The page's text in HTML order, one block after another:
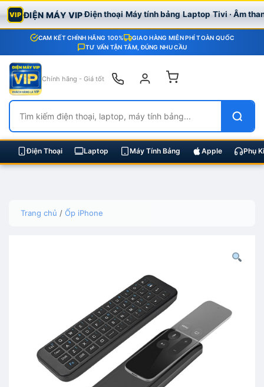
VIP ĐIỆN MÁY VIPĐiện thoại Máy tính bảng Laptop Tivi · Âm
CAM KẾT CHÍNH HÃNG 100%
GIAO HÀNG MIỄN PHÍ TOÀN QUỐC
TƯ VẤN TẬN TÂM, ĐÚNG NHU CẦU
Chính hãng - Giá tốt
Điện Thoại Laptop Máy Tính Bảng Apple Phụ
Trang chủ / Ốp iPhone